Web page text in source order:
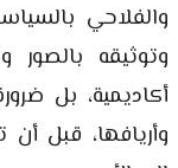
والفلاحي
وتوثيقه بالصور
أكاديمية، بل
وأريافها، قبل أن